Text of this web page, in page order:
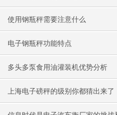
使用钢瓶秤需要注意什么
电子钢瓶秤功能特点
多头多泵食用油灌装机优势分析
上海电子磅秤的级别你都猜出来了